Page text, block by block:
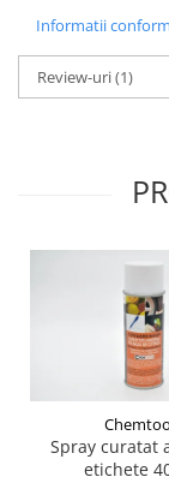
Geamuri si parbrize
Usi
Alte componente
Incalzire - Racire
Solutii intretinere
Patine teflon
Piese Grimme
Piese Dulevo
Piese DAF
Piese Agrifac
Piese Pasquali
Piese Moreau
Piese Montabert
Piese Messersi
Informatii
Review-uri(1)
Spray curatat
etichete